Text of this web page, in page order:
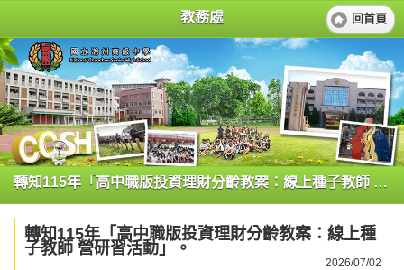
教務處 回首頁
轉知115年「高中職版投資理財分齡教案：線上種子教師 營研習活動」。
轉知115年「高中職版投資理財分齡教案：線上種
子教師 營研習活動」。
2026/07/02